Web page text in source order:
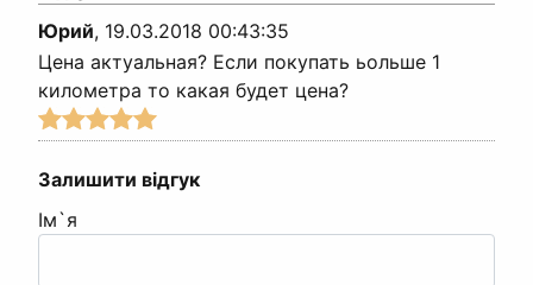
Юрий, 19.03.2018 00:43:35
Цена актуальная? Если покупать ьольше 1
километра то какая будет цена?
Залишити відгук
Ім`я